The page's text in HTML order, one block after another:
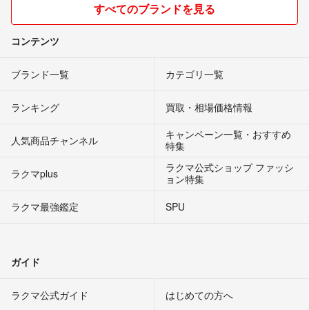
すべてのブランドを見る
コンテンツ
ブランド一覧 カテゴリ一覧
ランキング 買取・相場価格情報
人気商品チャンネル
キャンペーン一覧・おすすめ
特集
ラクマplus
ラクマ公式ショップ ファッシ
ョン特集
ラクマ最強鑑定
SPU
ガイド
ラクマ公式ガイド はじめての方へ